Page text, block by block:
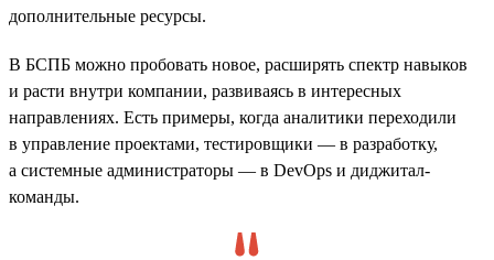
дополнительные ресурсы.
В БСПБ можно пробовать новое, расширять спектр навыков
и расти внутри компании, развиваясь в интересных
направлениях. Есть примеры, когда аналитики переходили
в управление проектами, тестировщики — в разработку,
а системные администраторы — в DevOps и диджитал-
команды.